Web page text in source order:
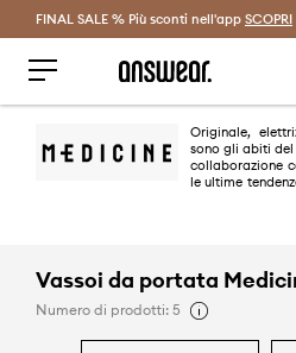
Risparmia con
FINAL SALE % Più sconti nell'app SCOPRI
Originale,
sono gli abiti
collaborazione
le ultime
Vassoi da portata
Numero di prodotti: 5